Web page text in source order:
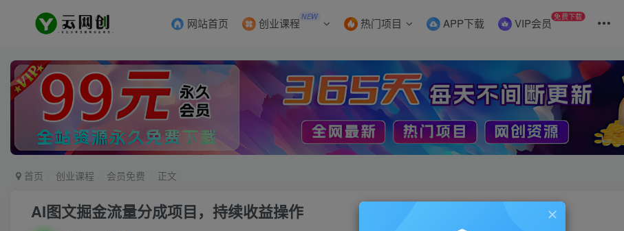
网站首页 创业课程 NEW 热门项目 APP下载 VIP会员 免费下载
首页 创业课程 会员免费 正文
AI图文掘金流量分成项目，持续收益操作